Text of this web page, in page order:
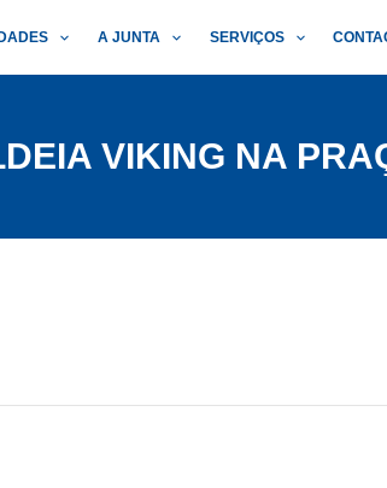
A JUNTA SERVIÇOS
VIKING NA